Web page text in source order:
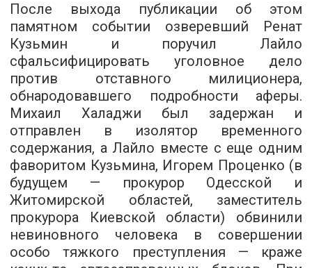
После выхода публикации об этом
памятном событии озверевший Ренат
Кузьмин и поручил Лайло
сфальсифицировать уголовное дело
против отставного милиционера,
обнародовавшего подробности аферы.
Михаил Халаджи был задержан и
отправлен в изолятор временного
содержания, а Лайло вместе с еще одним
фаворитом Кузьмина, Игорем Проценко (в
будущем — прокурор Одесской и
Житомирской областей, заместитель
прокурора Киевской области) обвинили
невиновного человека в совершении
особо тяжкого преступления — краже